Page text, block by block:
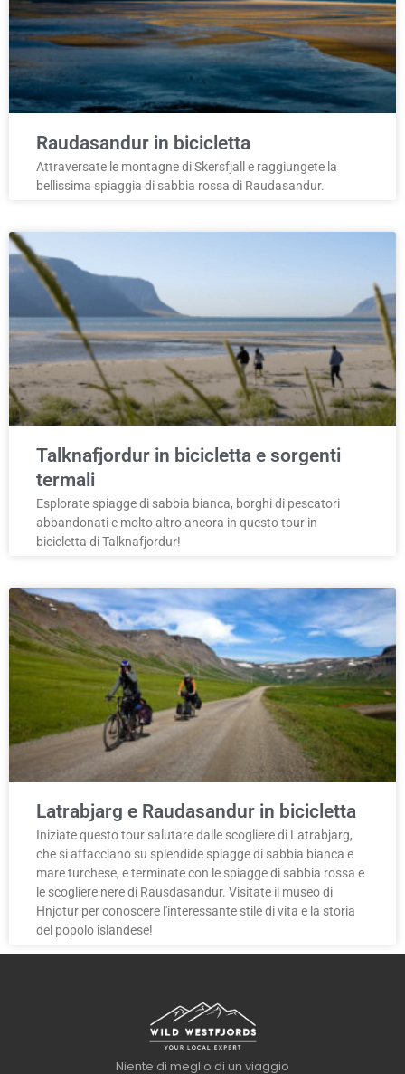
Raudasandur in bicicletta
Attraversate le montagne di Skersfjall e raggiungete la
bellissima spiaggia di sabbia rossa di Raudasandur.
Talknafjordur in bicicletta e sorgenti
termali
Esplorate spiagge di sabbia bianca, borghi di pescatori
abbandonati e molto altro ancora in questo tour in
bicicletta di Talknafjordur!
Latrabjarg e Raudasandur in bicicletta
Iniziate questo tour salutare dalle scogliere di Latrabjarg,
che si affacciano su splendide spiagge di sabbia bianca e
mare turchese, e terminate con le spiagge di sabbia rossa e
le scogliere nere di Rausdasandur. Visitate il museo di
Hnjotur per conoscere l'interessante stile di vita e la storia
del popolo islandese!
Niente di meglio di un viaggio